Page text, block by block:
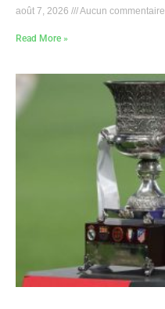
août 7, 2026 Aucun commentaire
Read More »